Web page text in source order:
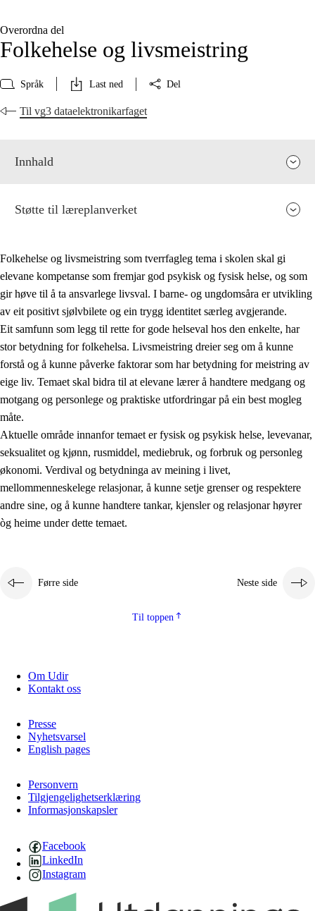
Overordna del
Folkehelse og livsmeistring
Språk Last ned Del
Til vg3 dataelektronikarfaget
Innhald
2. Prinsipp for læring, utvikling og danning
2.2 Kompetanse i faga
2.3 Grunnleggjande ferdigheiter
2.4 Å lære å lære
Tverrfaglege tema
2.5.1 Folkehelse og livsmeistring
Støtte til læreplanverket
Folkehelse og livsmeistring som tverrfagleg tema i skolen skal gi
elevane kompetanse som fremjar god psykisk og fysisk helse, og som
gir høve til å ta ansvarlege livsval. I barne- og ungdomsåra er utvikling
av eit positivt sjølvbilete og ein trygg identitet særleg avgjerande.
Eit samfunn som legg til rette for gode helseval hos den enkelte, har
stor betydning for folkehelsa. Livsmeistring dreier seg om å kunne
forstå og å kunne påverke faktorar som har betydning for meistring av
eige liv. Temaet skal bidra til at elevane lærer å handtere medgang og
motgang og personlege og praktiske utfordringar på ein best mogleg
måte.
Aktuelle område innanfor temaet er fysisk og psykisk helse, levevanar,
seksualitet og kjønn, rusmiddel, mediebruk, og forbruk og personleg
økonomi. Verdival og betydninga av meining i livet,
mellommenneskelege relasjonar, å kunne setje grenser og respektere
andre sine, og å kunne handtere tankar, kjensler og relasjonar høyrer
òg heime under dette temaet.
Førre side Neste side
Til toppen
Om Udir
Kontakt oss
Presse
Nyhetsvarsel
English pages
Personvern
Tilgjengelighetserklæring
Informasjonskapsler
Facebook
LinkedIn
Instagram